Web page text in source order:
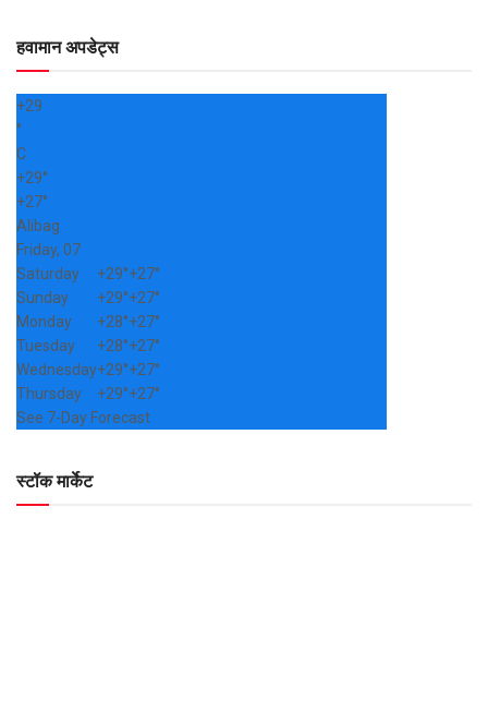
हवामान अपडेट्स
+29
°
C
+29°
+27°
Alibag
Friday, 07
Saturday
+29°+27°
Sunday
+29°+27°
Monday
+28°+27°
Tuesday
+28°+27°
Wednesday+29°+27°
Thursday
+29°+27°
See 7-Day Forecast
स्टॉक मार्केट